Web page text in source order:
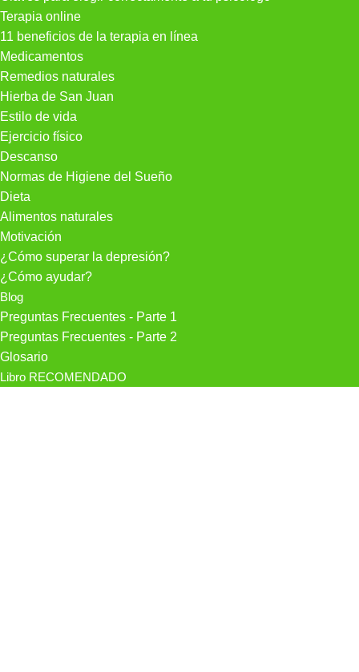
Terapia online
11 beneficios de la terapia en línea
Medicamentos
Remedios naturales
Hierba de San Juan
Estilo de vida
Ejercicio físico
Descanso
Normas de Higiene del Sueño
Dieta
Alimentos naturales
Motivación
¿Cómo superar la depresión?
¿Cómo ayudar?
Blog
Preguntas Frecuentes - Parte 1
Preguntas Frecuentes - Parte 2
Glosario
Libro RECOMENDADO